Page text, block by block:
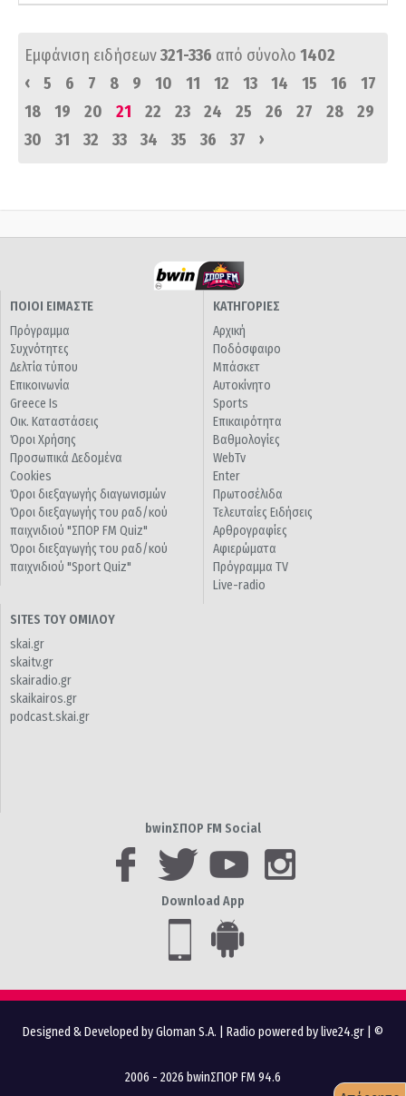
Εμφάνιση ειδήσεων321-336 από σύνολο 1402
‹
5 6 7 8 9 10 11 12 13 14 15 16
17
18
19 20 21 22 23 24 25 26 27 28
29
30
31 32 33 34 35 36 37 ›
ΠΟΙΟΙ ΕΙΜΑΣΤΕ
Πρόγραμμα
Συχνότητες
Δελτία τύπου
Επικοινωνία
Greece Is
Οικ. Καταστάσεις
Όροι Χρήσης
Προσωπικά Δεδομένα
Cookies
Όροι διεξαγωγής διαγωνισμών
Όροι διεξαγωγής του ραδ/κού
παιχνιδιού "ΣΠΟΡ FM Quiz"
Όροι διεξαγωγής του ραδ/κού
παιχνιδιού "Sport Quiz"
ΚΑΤΗΓΟΡΙΕΣ
Αρχική
Ποδόσφαιρο
Μπάσκετ
Αυτοκίνητο
Sports
Επικαιρότητα
Βαθμολογίες
WebTv
Enter
Πρωτοσέλιδα
Τελευταίες Ειδήσεις
Αρθρογραφίες
Αφιερώματα
Πρόγραμμα TV
Live-radio
SITES ΤΟΥ ΟΜΙΛΟΥ
skai.gr
skaitv.gr
skairadio.gr
skaikairos.gr
podcast.skai.gr
bwinΣΠΟΡ FM Social
Download App
Designed & Developed by Gloman S.A. Radio powered by live24.gr | ©
2006 - 2026 bwinΣΠΟΡ FM 94.6